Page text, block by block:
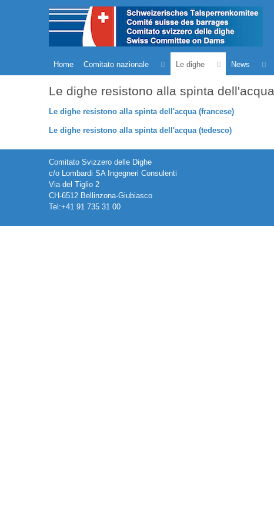
Home Comitato nazionale Le dighe News
Le dighe resistono alla spinta dell'acqua
Le dighe resistono alla spinta dell'acqua (francese)
Le dighe resistono alla spinta dell'acqua (tedesco)
Comitato Svizzero delle Dighe
c/o Lombardi SA Ingegneri Consulenti
Via del Tiglio 2
CH-6512 Bellinzona-Giubiasco
Tel:+41 91 735 31 00